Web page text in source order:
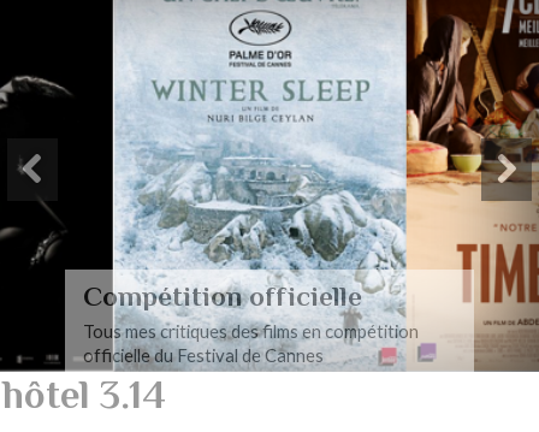
Compétition officielle
Tous mes critiques des films en compétition
officielle du Festival de Cannes
hôtel 3.14